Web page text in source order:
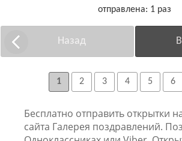
отправлена: 1 раз
Назад
1 2 3 4 5 6
Бесплатно отправить открытки
сайта Галерея поздравлений.